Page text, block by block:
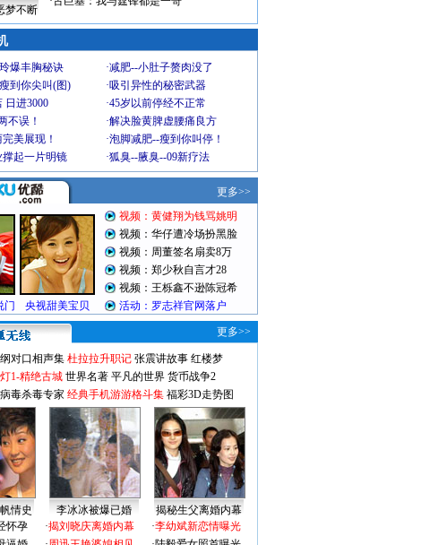
梦不断
爆丰胸秘诀 ·减肥--小肚子赘肉没了
到你尖叫(图) ·吸引异性的秘密武器
日进3000 ·45岁以前停经不正常
不误！ ·解决脸黄脾虚腰痛良方
美展现！ ·泡脚减肥--瘦到你叫停！
撑起一片明镜 ·狐臭--腋臭--09新疗法
更多>>
对口相声集 杜拉拉升职记 张震讲故事 红楼梦
1-精绝古城 世界名著 平凡的世界 货币战争2
毒杀毒专家 经典手机游游格斗集 福彩3D走势图
情史 李冰冰被爆已婚
揭秘生父离婚内幕
怀孕
·揭刘晓庆离婚内幕
·李幼斌新恋情曝光